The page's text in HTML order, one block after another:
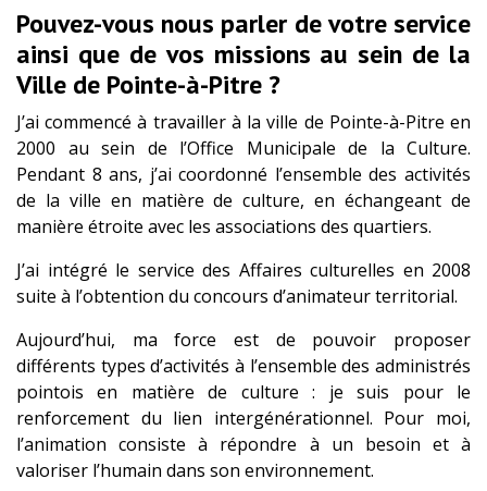
Pouvez-vous nous parler de votre service
ainsi que de vos missions au sein de la
Ville de Pointe-à-Pitre ?
J’ai commencé à travailler à la ville de Pointe-à-Pitre en
2000 au sein de l’Office Municipale de la Culture.
Pendant 8 ans, j’ai coordonné l’ensemble des activités
de la ville en matière de culture, en échangeant de
manière étroite avec les associations des quartiers.
J’ai intégré le service des Affaires culturelles en 2008
suite à l’obtention du concours d’animateur territorial.
Aujourd’hui, ma force est de pouvoir proposer
différents types d’activités à l’ensemble des administrés
pointois en matière de culture : je suis pour le
renforcement du lien intergénérationnel. Pour moi,
l’animation consiste à répondre à un besoin et à
valoriser l’humain dans son environnement.